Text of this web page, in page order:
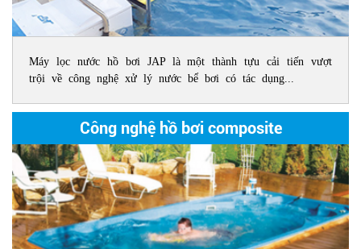
Máy lọc nước hồ bơi JAP là một thành tựu cải tiến vượt
trội về công nghệ xử lý nước bể bơi có tác dụng...
Công nghệ hồ bơi composite